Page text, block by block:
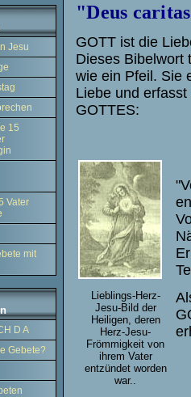
Jesu
15
Vater
mit
D A
Gebete?
"Deus
GOTT ist die
Dieses Bibelwort
wie ein Pfeil. Sie
Liebe und
GOTTES:
Lieblings-Herz-
Jesu-Bild der
Heiligen, deren
Herz-Jesu-
Frömmigkeit von
ihrem Vater
entzündet worden
war..